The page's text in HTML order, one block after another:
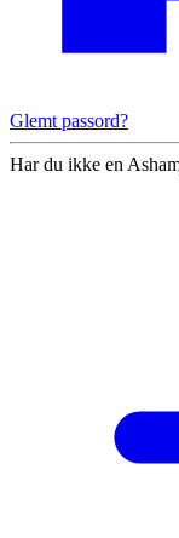
Glemt passord?
Har du ikke en